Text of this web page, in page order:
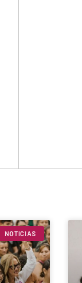
NOTICIAS